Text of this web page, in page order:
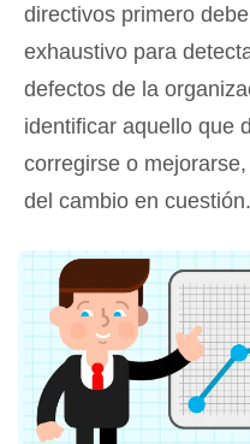
directivos primero
exhaustivo para
defectos de la
identificar aquello que
corregirse o
del cambio en cuestión.